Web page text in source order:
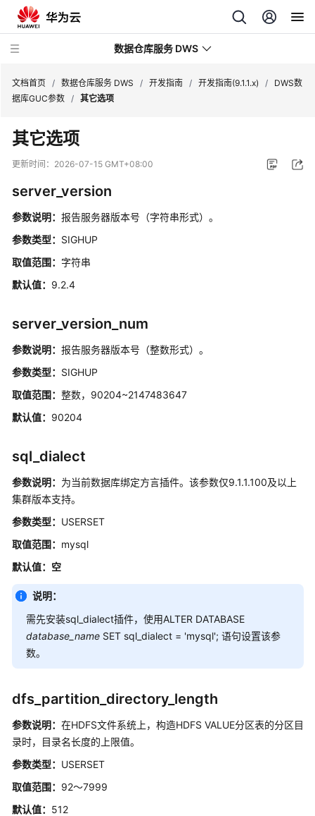
数据仓库服务 DWS
最
新
动
务
公
产
绍
计
费
说
明
速
入
门
用
户
指
南
最
佳
实
践
据
移
与
同
步
开
文档首页 / 数据仓库服务 DWS / 开发指南 / 开发指南(9.1.1.x) /
DWS数
据库GUC参数 / 其它选项
其它选项
更新时间： 2026-07-15 GMT+08:00
server_version
参数说明： 报告服务器版本号（字符串形式）。
参数类型： SIGHUP
取值范围： 字符串
默认值： 9.2.4
server_version_num
参数说明： 报告服务器版本号（整数形式）。
参数类型： SIGHUP
取值范围： 整数，90204~2147483647
默认值： 90204
sql_dialect
参数说明： 为当前数据库绑定方言插件。该参数仅9.1.1.100及以上
集群版本支持。
参数类型： USERSET
取值范围： mysql
默认值：空
说明：
需先安装sql_dialect插件，使用ALTER DATABASE
database_name SET sql_dialect = 'mysql'; 语句设置该参
数。
dfs_partition_directory_length
参数说明： 在HDFS文件系统上，构造HDFS VALUE分区表的分区目
录时，目录名长度的上限值。
参数类型： USERSET
取值范围： 92～7999
默认值： 512